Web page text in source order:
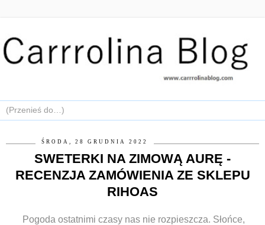
ŚRODA, 28 GRUDNIA 2022
SWETERKI NA ZIMOWĄ AURĘ -
RECENZJA ZAMÓWIENIA ZE SKLEPU
RIHOAS
Pogoda ostatnimi czasy nas nie rozpieszcza. Słońce,